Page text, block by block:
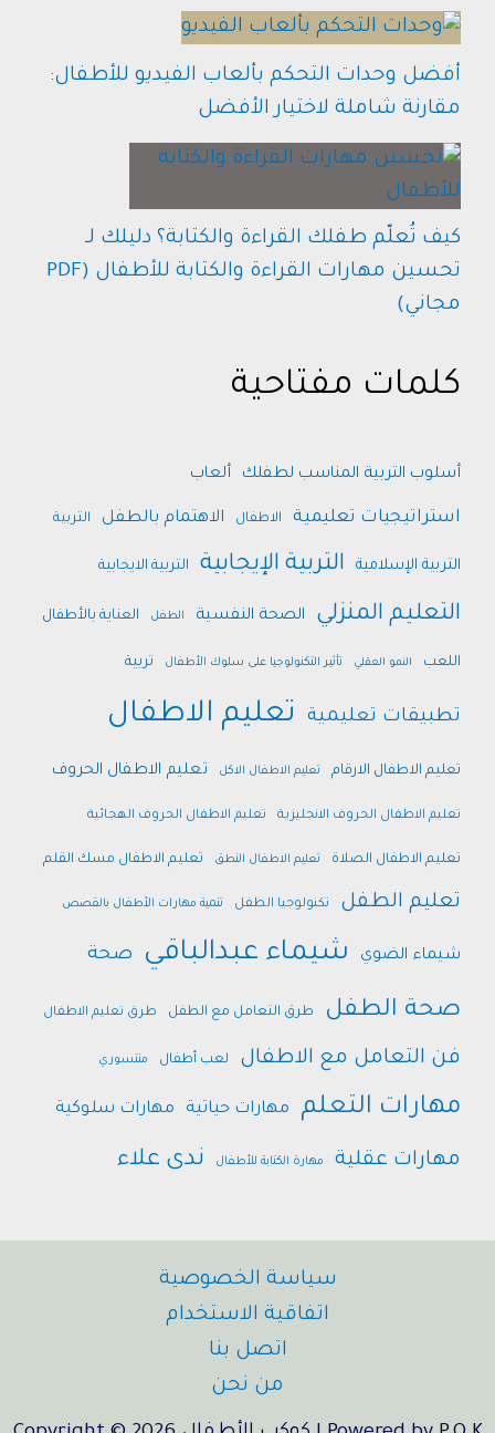
أفضل وحدات التحكم بألعاب الفيديو للأطفال:
مقارنة شاملة لاختيار الأفضل
كيف تُعلّم طفلك القراءة والكتابة؟ دليلك لـ
تحسين مهارات القراءة والكتابة للأطفال (PDF
مجاني)
كلمات مفتاحية
أسلوب التربية المناسب لطفلك ألعاب
استراتيجيات تعليمية الاطفال الاهتمام بالطفل التربية
التربية الإسلامية التربية الإيجابية التربية الايجابية
التعليم المنزلي الصحة النفسية الطفل العناية بالأطفال
اللعب النمو العقلي تأثير التكنولوجيا على سلوك الأطفال تربية
تطبيقات تعليمية تعليم الاطفال
تعليم الاطفال الارقام تعليم الاطفال الاكل تعليم الاطفال الحروف
تعليم الاطفال الحروف الانجليزية تعليم الاطفال الحروف الهجائية
تعليم الاطفال الصلاة تعليم الاطفال النطق تعليم الاطفال مسك القلم
تعليم الطفل تكنولوجيا الطفل تنمية مهارات الأطفال بالقصص
شيماء الضوي شيماء عبدالباقي صحة
صحة الطفل طرق التعامل مع الطفل طرق تعليم الاطفال
فن التعامل مع الاطفال لعب أطفال منتسوري
مهارات التعلم مهارات حياتية مهارات سلوكية
مهارات عقلية مهارة الكتابة للأطفال ندى علاء
سياسة الخصوصية
اتفاقية الاستخدام
اتصل بنا
من نحن